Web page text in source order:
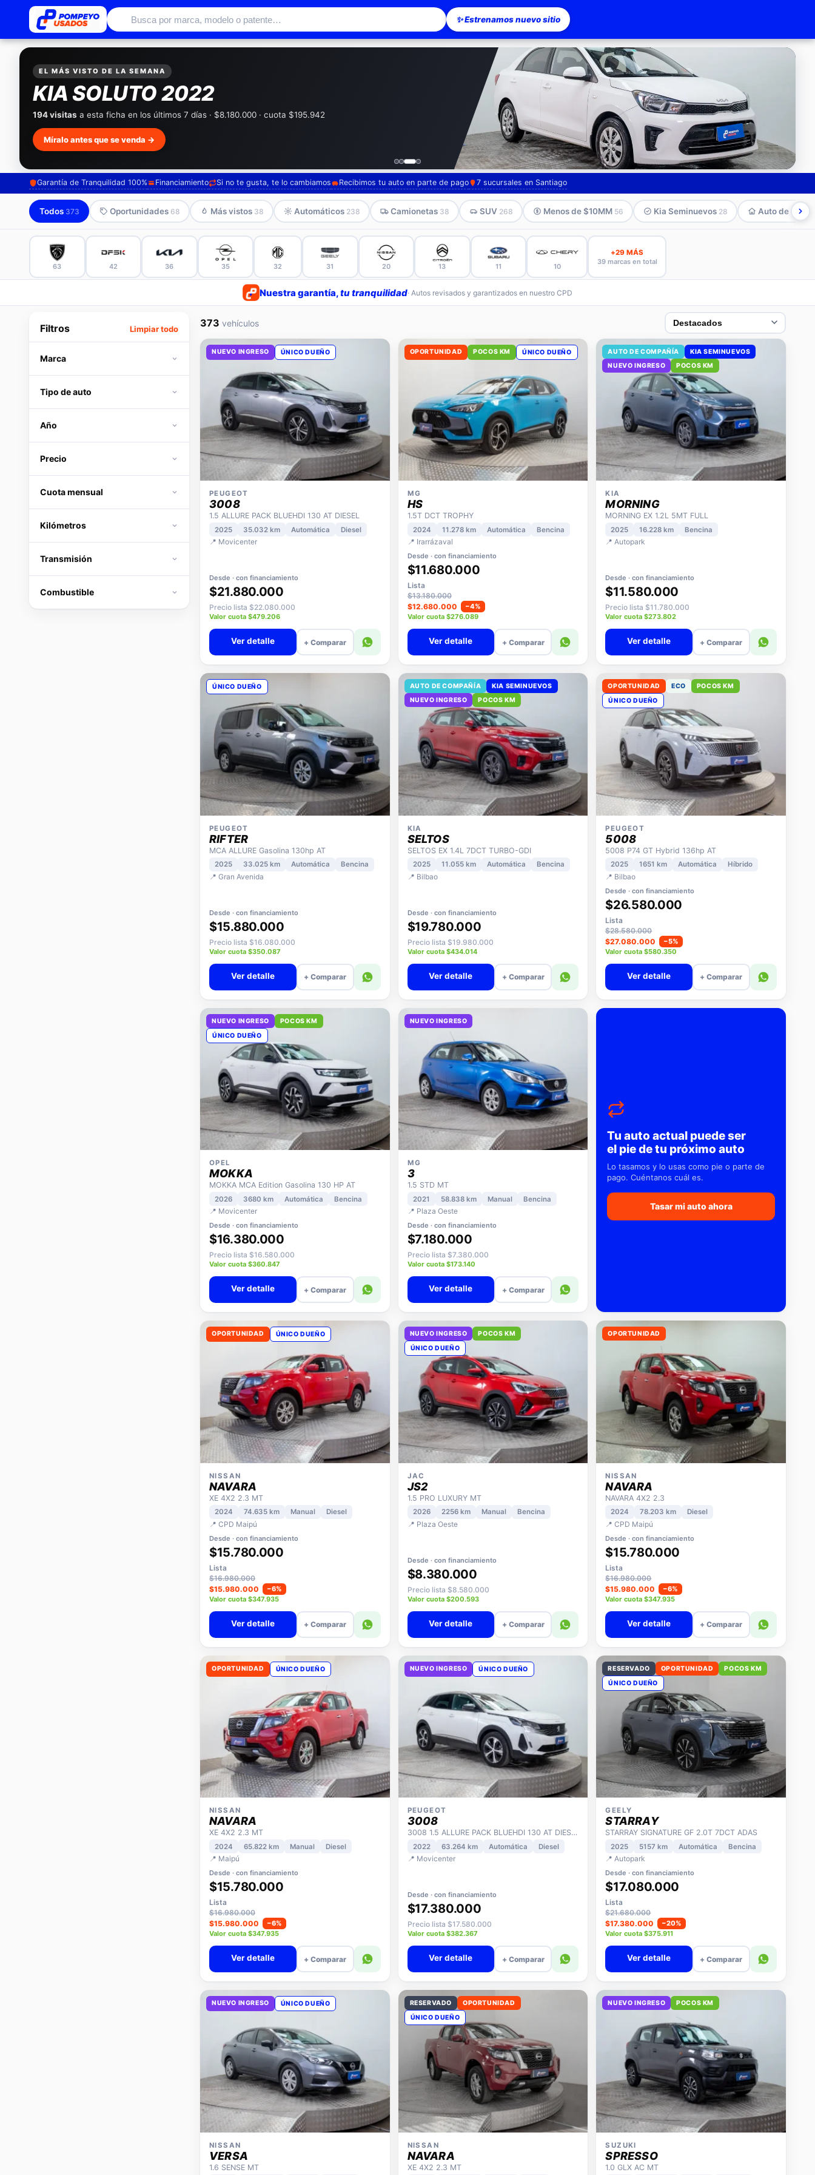
✨ Estrenamos nuevo sitio
Autos usados con garantía de concesionario en Santiago — Pompeyo Carrasco
EL MÁS VISTO DE LA SEMANA
KIA SOLUTO 2022
194 visitas a esta ficha en los últimos 7 días · $8.180.000 · cuota $195.942
Míralo antes que se venda →
Garantía de Tranquilidad 100% Financiamiento Si no te gusta, te lo cambiamos Recibimos tu auto en parte de pago 7 sucursales en Santiago
Todos 373 Oportunidades 68 Más vistos 38 Automáticos 238 Camionetas 38 SUV 268 Menos de $10MM 56 Kia Seminuevos 28 Auto de
63 42 36 35 32 31 20 13 11 10
+29 MÁS
39 marcas en total
Nuestra garantía,tu tranquilidad· Autos revisados y garantizados en nuestro CPD
Filtros Limpiar todo
Marca
Tipo de auto
Año
Precio
Cuota mensual
Kilómetros
Transmisión
Combustible
373 vehículos
NUEVO INGRESO ÚNICO DUEÑO
PEUGEOT
3008
1.5 ALLURE PACK BLUEHDI 130 AT DIESEL
2025 35.032 km Automática Diesel
📍 Movicenter
Desde · con financiamiento
$21.880.000
Precio lista $22.080.000
Valor cuota $479.206
Ver detalle + Comparar
OPORTUNIDAD POCOS KM ÚNICO DUEÑO
MG
HS
1.5T DCT TROPHY
2024 11.278 km Automática Bencina
📍 Irarrázaval
Desde · con financiamiento
$11.680.000
Lista
$13.180.000
$12.680.000
−4%
Valor cuota $276.089
Ver detalle + Comparar
AUTO DE COMPAÑÍA
KIA SEMINUEVOS
NUEVO INGRESO
POCOS KM
KIA
MORNING
MORNING EX 1.2L 5MT FULL
2025 16.228 km Bencina
📍 Autopark
Desde · con financiamiento
$11.580.000
Precio lista $11.780.000
Valor cuota $273.802
Ver detalle + Comparar
ÚNICO DUEÑO
PEUGEOT
RIFTER
MCA ALLURE Gasolina 130hp AT
2025 33.025 km Automática Bencina
📍 Gran Avenida
Desde · con financiamiento
$15.880.000
Precio lista $16.080.000
Valor cuota $350.087
Ver detalle + Comparar
AUTO DE COMPAÑÍA
KIA SEMINUEVOS
NUEVO INGRESO
POCOS KM
KIA
SELTOS
SELTOS EX 1.4L 7DCT TURBO-GDI
2025 11.055 km Automática Bencina
📍 Bilbao
Desde · con financiamiento
$19.780.000
Precio lista $19.980.000
Valor cuota $434.014
Ver detalle + Comparar
OPORTUNIDAD ECO
POCOS KM
ÚNICO DUEÑO
PEUGEOT
5008
5008 P74 GT Hybrid 136hp AT
2025 1651 km Automática Híbrido
📍 Bilbao
Desde · con financiamiento
$26.580.000
Lista
$28.580.000
$27.080.000
−5%
Valor cuota $580.350
Ver detalle + Comparar
NUEVO INGRESO
POCOS KM
ÚNICO DUEÑO
OPEL
MOKKA
MOKKA MCA Edition Gasolina 130 HP AT
2026 3680 km Automática Bencina
📍 Movicenter
Desde · con financiamiento
$16.380.000
Precio lista $16.580.000
Valor cuota $360.847
Ver detalle + Comparar
NUEVO INGRESO
MG
3
1.5 STD MT
2021 58.838 km Manual Bencina
📍 Plaza Oeste
Desde · con financiamiento
$7.180.000
Precio lista $7.380.000
Valor cuota $173.140
Ver detalle + Comparar
Tu auto actual puede ser
el pie de tu próximo auto
Lo tasamos y lo usas como pie o parte de
pago. Cuéntanos cuál es.
Tasar mi auto ahora
OPORTUNIDAD ÚNICO DUEÑO
NISSAN
NAVARA
XE 4X2 2.3 MT
2024 74.635 km Manual Diesel
📍 CPD Maipú
Desde · con financiamiento
$15.780.000
Lista
$16.980.000
$15.980.000
−6%
Valor cuota $347.935
Ver detalle + Comparar
NUEVO INGRESO
POCOS KM
ÚNICO DUEÑO
JAC
JS2
1.5 PRO LUXURY MT
2026 2256 km Manual Bencina
📍 Plaza Oeste
Desde · con financiamiento
$8.380.000
Precio lista $8.580.000
Valor cuota $200.593
Ver detalle + Comparar
OPORTUNIDAD
NISSAN
NAVARA
NAVARA 4X2 2.3
2024 78.203 km Diesel
📍 CPD Maipú
Desde · con financiamiento
$15.780.000
Lista
$16.980.000
$15.980.000
−6%
Valor cuota $347.935
Ver detalle + Comparar
OPORTUNIDAD ÚNICO DUEÑO
NISSAN
NAVARA
XE 4X2 2.3 MT
2024 65.822 km Manual Diesel
📍 Maipú
Desde · con financiamiento
$15.780.000
Lista
$16.980.000
$15.980.000
−6%
Valor cuota $347.935
Ver detalle + Comparar
NUEVO INGRESO ÚNICO DUEÑO
PEUGEOT
3008
3008 1.5 ALLURE PACK BLUEHDI 130 AT DIESEL
2022 63.264 km Automática Diesel
📍 Movicenter
Desde · con financiamiento
$17.380.000
Precio lista $17.580.000
Valor cuota $382.367
Ver detalle + Comparar
RESERVADO OPORTUNIDAD
POCOS KM
ÚNICO DUEÑO
GEELY
STARRAY
STARRAY SIGNATURE GF 2.0T 7DCT ADAS
2025 5157 km Automática Bencina
📍 Autopark
Desde · con financiamiento
$17.080.000
Lista
$21.680.000
$17.380.000
−20%
Valor cuota $375.911
Ver detalle + Comparar
NUEVO INGRESO ÚNICO DUEÑO
NISSAN
VERSA
1.6 SENSE MT
RESERVADO
OPORTUNIDAD
ÚNICO DUEÑO
NISSAN
NAVARA
XE 4X2 2.3 MT
NUEVO INGRESO POCOS KM
SUZUKI
SPRESSO
1.0 GLX AC MT